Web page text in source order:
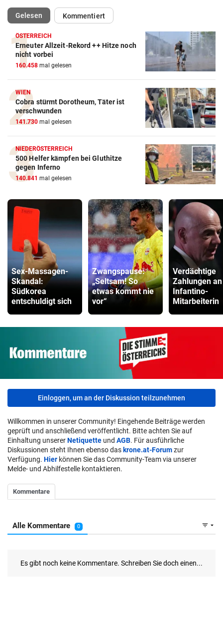
Gelesen(ausgewählt)Kommentiert
ÖSTERREICH
Erneuter Allzeit-Rekord ++ Hitze noch
nicht vorbei
160.458 mal gelesen
WIEN
Cobra stürmt Dorotheum, Täter ist
verschwunden
141.730 mal gelesen
NIEDERÖSTERREICH
500 Helfer kämpfen bei Gluthitze
gegen Inferno
140.841 mal gelesen
Sex-Massagen-
Skandal:
Südkorea
entschuldigt sich
Zwangspause:
„Seltsam! So
etwas kommt nie
vor“
Verdächtige
Zahlungen an
Infantino-
Mitarbeiterin
Einloggen, um an der Diskussion teilzunehmen
Willkommen in unserer Community! Eingehende Beiträge werden
geprüft und anschließend veröffentlicht. Bitte achten Sie auf
Einhaltung unsererNetiquette und AGB. Für ausführliche
Diskussionen steht Ihnen ebenso daskrone.at-Forumzur
Verfügung. Hier können Sie das Community-Team via unserer
Melde- und Abhilfestelle kontaktieren.